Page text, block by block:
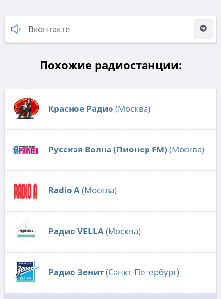
Вконтакте
Похожие радиостанции:
Красное Радио (Москва)
Русская Волна (Пионер FM) (Москва)
Radio А(Москва)
Радио VELLA(Москва)
Радио Зенит(Санкт-Петербург)